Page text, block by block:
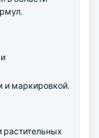
и маркировкой.
растительных